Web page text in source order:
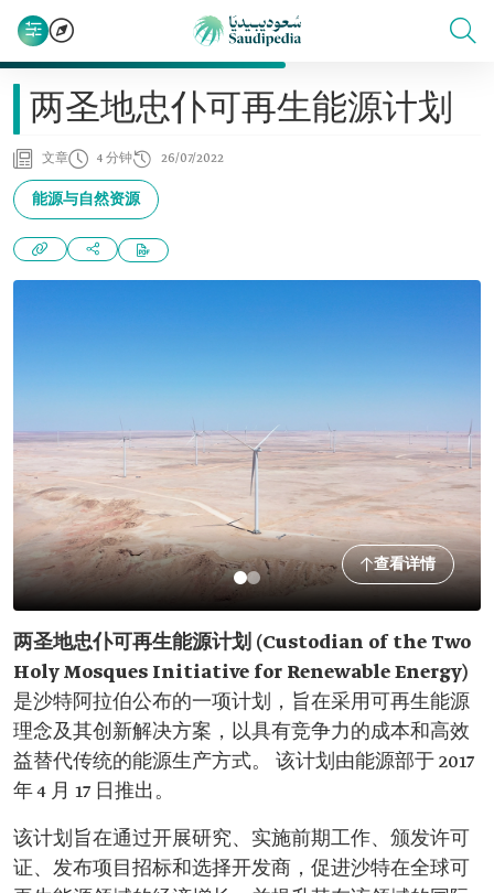
两圣地忠仆可再生能源计划
文章 4 分钟 26/07/2022
能源与自然资源
查看详情
两圣地忠仆可再生能源计划 (Custodian of the Two
Holy Mosques Initiative for Renewable Energy)
是沙特阿拉伯公布的一项计划，旨在采用可再生能源
理念及其创新解决方案，以具有竞争力的成本和高效
益替代传统的能源生产方式。 该计划由能源部于 2017
年 4 月 17 日推出。
该计划旨在通过开展研究、实施前期工作、颁发许可
证、发布项目招标和选择开发商，促进沙特在全球可